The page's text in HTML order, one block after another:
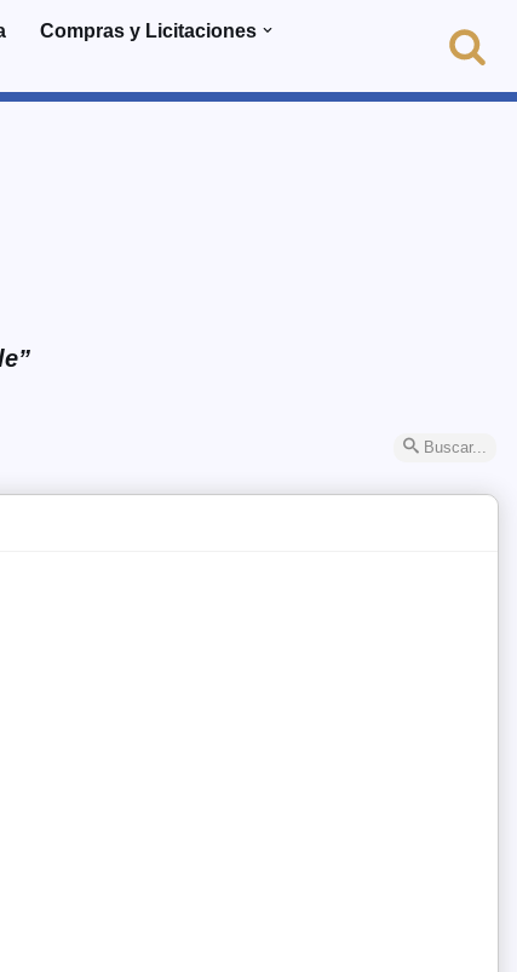
Compras y Licitaciones
Buscar...